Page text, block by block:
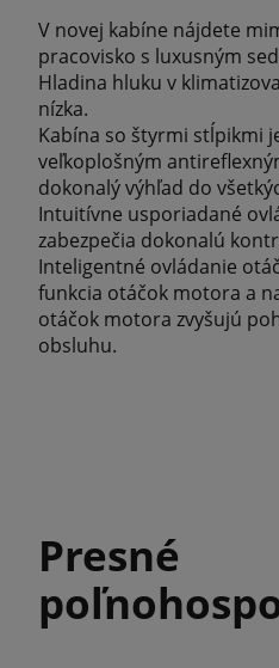
V novej kabíne nájdete
pracovisko s luxusným
Hladina hluku v
nízka.
Kabína so štyrmi stĺpikmi
veľkoplošným
dokonalý výhľad do
Intuitívne usporiadané
zabezpečia dokonalú
Inteligentné ovládanie
funkcia otáčok motora a
otáčok motora zvyšujú
obsluhu.
Presné